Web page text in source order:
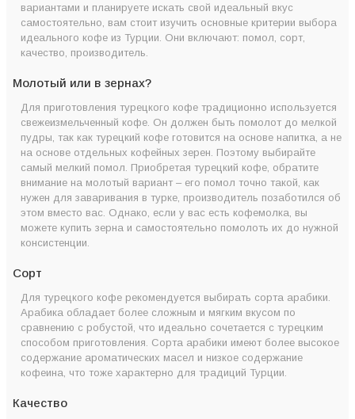
вариантами и планируете искать свой идеальный вкус
самостоятельно, вам стоит изучить основные критерии выбора
идеального кофе из Турции. Они включают: помол, сорт,
качество, производитель.
Молотый или в зернах?
Для приготовления турецкого кофе традиционно используется
свежеизмельченный кофе. Он должен быть помолот до мелкой
пудры, так как турецкий кофе готовится на основе напитка, а не
на основе отдельных кофейных зерен. Поэтому выбирайте
самый мелкий помол. Приобретая турецкий кофе, обратите
внимание на молотый вариант – его помол точно такой, как
нужен для заваривания в турке, производитель позаботился об
этом вместо вас. Однако, если у вас есть кофемолка, вы
можете купить зерна и самостоятельно помолоть их до нужной
консистенции.
Сорт
Для турецкого кофе рекомендуется выбирать сорта арабики.
Арабика обладает более сложным и мягким вкусом по
сравнению с робустой, что идеально сочетается с турецким
способом приготовления. Сорта арабики имеют более высокое
содержание ароматических масел и низкое содержание
кофеина, что тоже характерно для традиций Турции.
Качество